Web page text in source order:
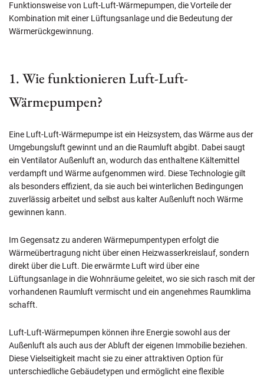
Funktionsweise von Luft-Luft-Wärmepumpen, die Vorteile der
Kombination mit einer Lüftungsanlage und die Bedeutung der
Wärmerückgewinnung.
1. Wie funktionieren Luft-Luft-
Wärmepumpen?
Eine Luft-Luft-Wärmepumpe ist ein Heizsystem, das Wärme aus der
Umgebungsluft gewinnt und an die Raumluft abgibt. Dabei saugt
ein Ventilator Außenluft an, wodurch das enthaltene Kältemittel
verdampft und Wärme aufgenommen wird. Diese Technologie gilt
als besonders effizient, da sie auch bei winterlichen Bedingungen
zuverlässig arbeitet und selbst aus kalter Außenluft noch Wärme
gewinnen kann.
Im Gegensatz zu anderen Wärmepumpentypen erfolgt die
Wärmeübertragung nicht über einen Heizwasserkreislauf, sondern
direkt über die Luft. Die erwärmte Luft wird über eine
Lüftungsanlage in die Wohnräume geleitet, wo sie sich rasch mit der
vorhandenen Raumluft vermischt und ein angenehmes Raumklima
schafft.
Luft-Luft-Wärmepumpen können ihre Energie sowohl aus der
Außenluft als auch aus der Abluft der eigenen Immobilie beziehen.
Diese Vielseitigkeit macht sie zu einer attraktiven Option für
unterschiedliche Gebäudetypen und ermöglicht eine flexible